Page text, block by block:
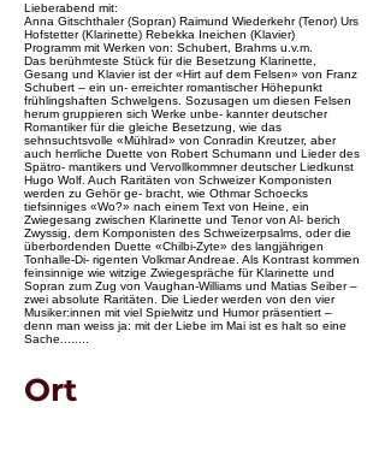
Lieberabend mit:
Anna Gitschthaler (Sopran) Raimund Wiederkehr (Tenor) Urs
Hofstetter (Klarinette) Rebekka Ineichen (Klavier)
Programm mit Werken von: Schubert, Brahms u.v.m.
Das berühmteste Stück für die Besetzung Klarinette,
Gesang und Klavier ist der «Hirt auf dem Felsen» von Franz
Schubert – ein un- erreichter romantischer Höhepunkt
frühlingshaften Schwelgens. Sozusagen um diesen Felsen
herum gruppieren sich Werke unbe- kannter deutscher
Romantiker für die gleiche Besetzung, wie das
sehnsuchtsvolle «Mühlrad» von Conradin Kreutzer, aber
auch herrliche Duette von Robert Schumann und Lieder des
Spätro- mantikers und Vervollkommner deutscher Liedkunst
Hugo Wolf. Auch Raritäten von Schweizer Komponisten
werden zu Gehör ge- bracht, wie Othmar Schoecks
tiefsinniges «Wo?» nach einem Text von Heine, ein
Zwiegesang zwischen Klarinette und Tenor von Al- berich
Zwyssig, dem Komponisten des Schweizerpsalms, oder die
überbordenden Duette «Chilbi-Zyte» des langjährigen
Tonhalle-Di- rigenten Volkmar Andreae. Als Kontrast kommen
feinsinnige wie witzige Zwiegespräche für Klarinette und
Sopran zum Zug von Vaughan-Williams und Matias Seiber –
zwei absolute Raritäten. Die Lieder werden von den vier
Musiker:innen mit viel Spielwitz und Humor präsentiert –
denn man weiss ja: mit der Liebe im Mai ist es halt so eine
Sache........
Ort